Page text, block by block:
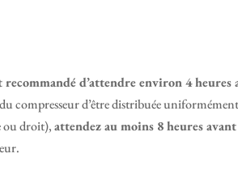
recommandé d’attendre environ 4 heures
compresseur d’être distribuée
ou droit),attendez au moins 8 heures